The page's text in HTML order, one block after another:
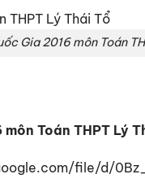
Gia 2016 môn Toán
Toán THPT Lý
file/d/